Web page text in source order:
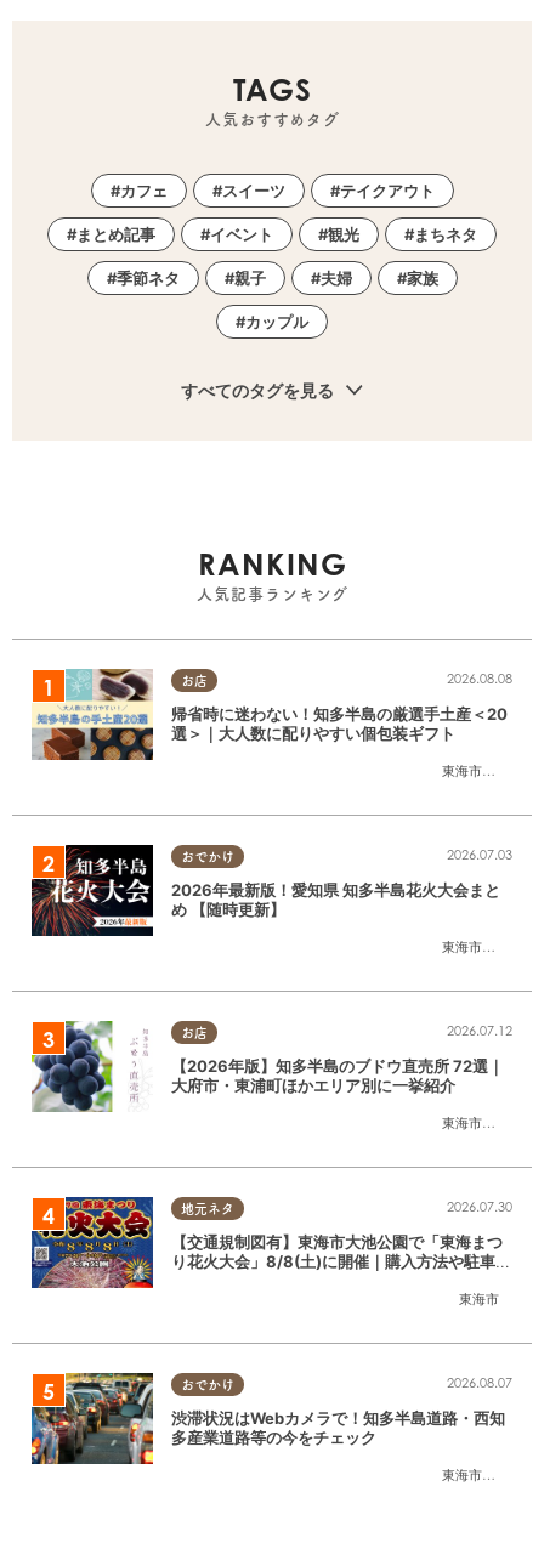
TAGS
人気おすすめタグ
カフェ スイーツ テイクアウト
まとめ記事 イベント 観光 まちネタ
季節ネタ 親子 夫婦 家族
カップル
すべてのタグを見る
RANKING
人気記事ランキング
お店
東海市
,大府市
2026.08.08
帰省時に迷わない！知多半島の厳選手土産＜20
選＞｜大人数に配りやすい個包装ギフト
おでかけ
東海市
,大府市
2026.07.03
2026年最新版！愛知県 知多半島花火大会まと
め 【随時更新】
お店
東海市
,大府市
2026.07.12
【2026年版】知多半島のブドウ直売所 72選｜
大府市・東浦町ほかエリア別に一挙紹介
地元ネタ
東海市
2026.07.30
【交通規制図有】東海市大池公園で「東海まつ
り花火大会」8/8(土)に開催｜購入方法や駐車場
おでかけ
東海市
,大府市
2026.08.07
渋滞状況はWebカメラで！知多半島道路・西知
多産業道路等の今をチェック